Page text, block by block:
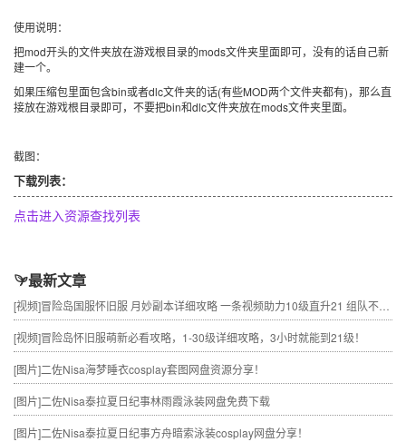
使用说明：
把mod开头的文件夹放在游戏根目录的mods文件夹里面即可，没有的话自己新
建一个。
如果压缩包里面包含bin或者dlc文件夹的话(有些MOD两个文件夹都有)，那么直
接放在游戏根目录即可，不要把bin和dlc文件夹放在mods文件夹里面。
截图：
下载列表：
点击进入资源查找列表
最新文章
[视频]冒险岛国服怀旧服 月妙副本详细攻略 一条视频助力10级直升21 组队不求人
[视频]冒险岛怀旧服萌新必看攻略，1-30级详细攻略，3小时就能到21级！
[图片]二佐Nisa海梦睡衣cosplay套图网盘资源分享！
[图片]二佐Nisa泰拉夏日纪事林雨霞泳装网盘免费下载
[图片]二佐Nisa泰拉夏日纪事方舟暗索泳装cosplay网盘分享！